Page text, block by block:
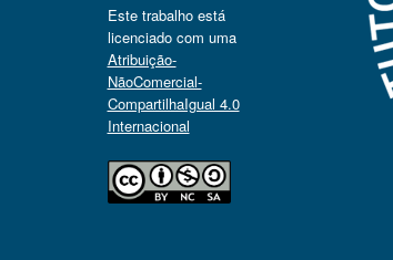
Este trabalho está
licenciado com uma
Atribuição-
NãoComercial-
CompartilhaIgual 4.0
Internacional